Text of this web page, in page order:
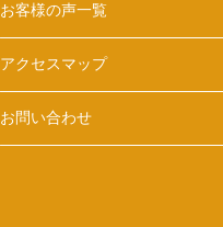
お客様の声一覧
アクセスマップ
お問い合わせ